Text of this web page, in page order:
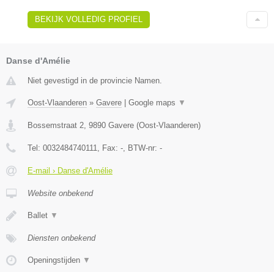
BEKIJK VOLLEDIG PROFIEL
Danse d'Amélie
Niet gevestigd in de provincie Namen.
Oost-Vlaanderen » Gavere | Google maps ▼
Bossemstraat 2 9890 Gavere (Oost-Vlaanderen)
Tel: 0032484740111 , Fax: - , BTW-nr: -
E-mail › Danse d'Amélie
Website onbekend
Ballet ▼
Diensten onbekend
Openingstijden ▼